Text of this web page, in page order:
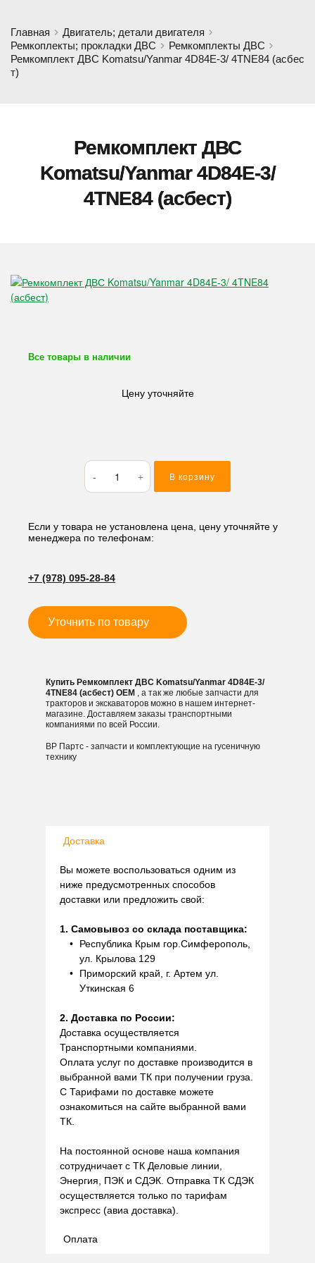
Главная
Двигатель; детали двигателя
Ремкоплекты; прокладки ДВС
Ремкомплекты ДВС
Ремкомплект ДВС Komatsu/Yanmar 4D84E-3/ 4TNE84 (асбес
т)
Ремкомплект ДВС
Komatsu/Yanmar 4D84E-3/
4TNE84 (асбест)
Все товары в наличии
Цену уточняйте
Количество
товара
Ремкомплект
Komatsu/Yanmar
4D84E-
(асбест)
В корзину
Если у товара не установлена цена, цену уточняйте у
менеджера по телефонам:
+7 (978) 095-28-84
Уточнить по товару
Купить Ремкомплект ДВС Komatsu/Yanmar 4D84E-3/
4TNE84 (асбест) OEM , а так же любые запчасти для
тракторов и экскаваторов можно в нашем интернет-
магазине. Доставляем заказы транспортными
компаниями по всей России.
ВР Партс - запчасти и комплектующие на гусеничную
технику
Доставка
Вы можете воспользоваться одним из
ниже предусмотренных способов
доставки или предложить свой:
1. Самовывоз со склада поставщика:
Республика Крым гор.Симферополь,
ул. Крылова 129
Приморский край, г. Артем ул.
Уткинская 6
2. Доставка по России:
Доставка осуществляется
Транспортными компаниями.
Оплата услуг по доставке производится в
выбранной вами ТК при получении груза.
С Тарифами по доставке можете
ознакомиться на сайте выбранной вами
ТК.
На постоянной основе наша компания
сотрудничает с ТК Деловые линии,
Энергия, ПЭК и СДЭК. Отправка ТК СДЭК
осуществляется только по тарифам
экспресс (авиа доставка).
Оплата